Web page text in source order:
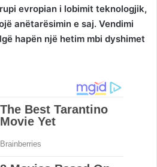
evropian i lobimit teknologjik,
anëtarësimin e saj. Vendimi
hapën një hetim mbi dyshimet